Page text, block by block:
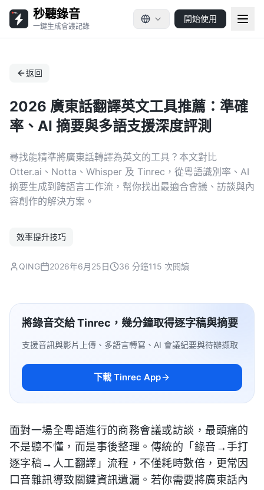
秒聽錄音
一鍵生成會議記錄
開始使用
返回
2026 廣東話翻譯英文工具推薦：準確
率、AI 摘要與多語支援深度評測
尋找能精準將廣東話轉譯為英文的工具？本文對比
Otter.ai、Notta、Whisper 及 Tinrec，從粵語識別率、AI
摘要生成到跨語言工作流，幫你找出最適合會議、訪談與內
容創作的解決方案。
效率提升技巧
QING 2026年6月25日 36 分鐘115 次閱讀
將錄音交給 Tinrec，幾分鐘取得逐字稿與摘要
支援音訊與影片上傳、多語言轉寫、AI 會議紀要與待辦擷取
下載 Tinrec App
面對一場全粵語進行的商務會議或訪談，最頭痛的
不是聽不懂，而是事後整理。傳統的「錄音→手打
逐字稿→人工翻譯」流程，不僅耗時數倍，更常因
口音雜訊導致關鍵資訊遺漏。若你需要將廣東話內